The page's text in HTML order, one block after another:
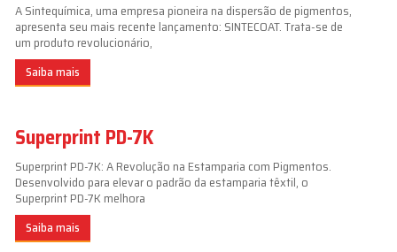
A Sintequímica, uma empresa pioneira na dispersão de pigmentos,
apresenta seu mais recente lançamento: SINTECOAT. Trata-se de
um produto revolucionário,
Saiba mais
Superprint PD-7K
Superprint PD-7K: A Revolução na Estamparia com Pigmentos.
Desenvolvido para elevar o padrão da estamparia têxtil, o
Superprint PD-7K melhora
Saiba mais